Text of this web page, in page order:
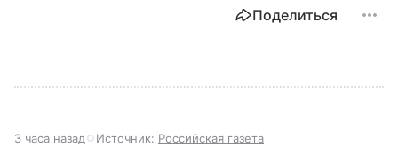
Поделиться
3 часа назад Источник: Российская газета